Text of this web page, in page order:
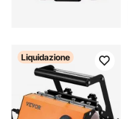
Liquidazione